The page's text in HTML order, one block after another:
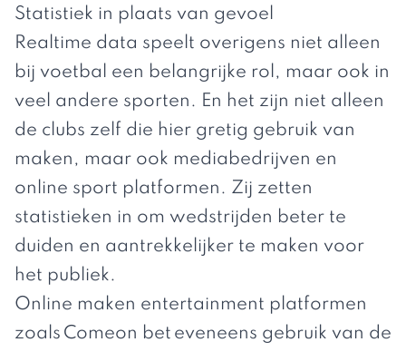
Statistiek in plaats van gevoel
Realtime data speelt overigens niet alleen
bij voetbal een belangrijke rol, maar ook in
veel andere sporten. En het zijn niet alleen
de clubs zelf die hier gretig gebruik van
maken, maar ook mediabedrijven en
online sport platformen. Zij zetten
statistieken in om wedstrijden beter te
duiden en aantrekkelijker te maken voor
het publiek.
Online maken entertainment platformen
zoals Comeon bet eveneens gebruik van de